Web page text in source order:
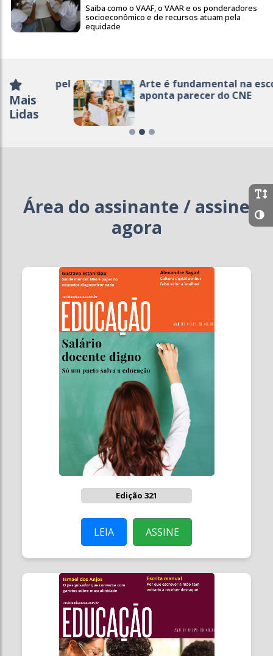
Saiba como o VAAF, o VAAR e os ponderadores
socioeconômico e de recursos atuam pela
equidade
Mais
Lidas
Arte é fundamental na escola,
aponta parecer do CNE
Área do assinante / assine
agora
Edição 321
LEIA ASSINE